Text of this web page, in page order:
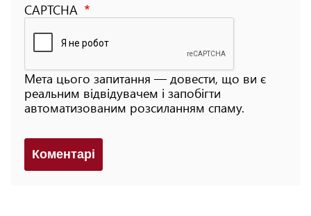
CAPTCHA
Мета цього запитання — довести, що ви є
реальним відвідувачем і запобігти
автоматизованим розсиланням спаму.
Коментарi